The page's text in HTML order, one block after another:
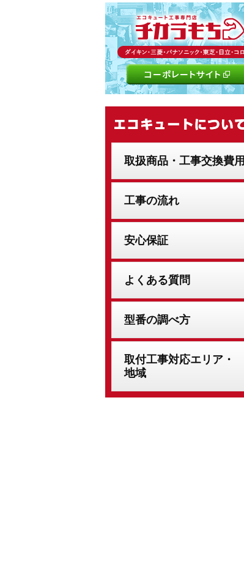
取扱商品・工事交換費用
工事の流れ
安心保証
よくある質問
型番の調べ方
取付工事対応エリア・
地域